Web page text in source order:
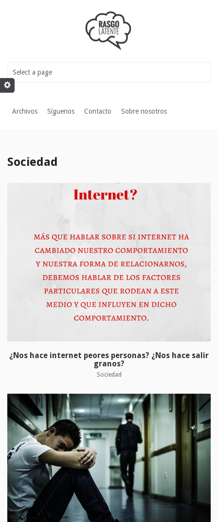
Archivos Síguenos Contacto Sobre nosotros
Sociedad
¿Nos hace internet peores personas? ¿Nos hace salir
granos?
Sociedad